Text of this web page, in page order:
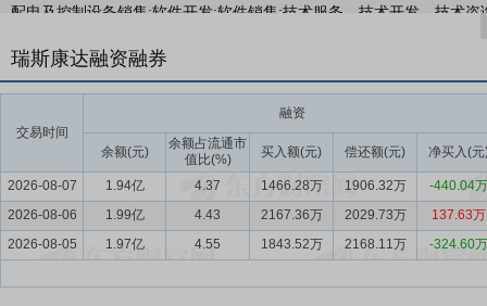
配电及控制设备销售;软件开发;软件销售;技术服务、技术开发、技术
关部门批准文件或许可证件为准)
直行业的综合业务接入、城域综合承载、组网互联、基站前传、无线
智网产品线
主要包括政企融合网关、智能家庭网关、FTTR
案，广泛应用于电信运营商和垂直行业的宽带接入、融合通信、Wifi
要点5：无线产品线
主要包括4/5G小基站类产品、直放站类产品、
广覆盖和城区室内深度覆盖等场景；另一方面满足垂直行业如智慧工
要点6：数通产品线
主要包括园区/城域网接入/汇聚/核心交换机以及
瑞斯康达融资融券
交易时间
融资
余额(元)
余额占流通市
值比(%)
买入额(元) 偿还额(元) 净买入(元
2026-08-07 1.94亿 4.37 1466.28万 1906.32万
-440.04万
2026-08-06
1.99亿 4.43 2167.36万 2029.73万
137.63万
2026-08-05
1.97亿 4.55 1843.52万 2168.11万 -324.60万